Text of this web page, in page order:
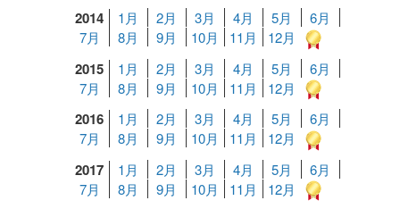
2014 1月 2月 3月 4月 5月
6月
7月
8月 9月 10月 11月 12月
2015 1月 2月 3月 4月 5月
6月
7月
8月 9月 10月 11月 12月
2016 1月 2月 3月 4月 5月
6月
7月
8月 9月 10月 11月 12月
2017 1月 2月 3月 4月 5月
6月
7月
8月 9月 10月 11月 12月